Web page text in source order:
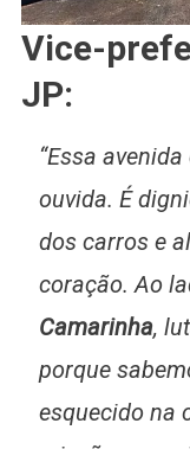
Vice-
JP:
“Essa
ouvida. É
dos carros e
coração. Ao
Camarinha,
porque
esquecido na